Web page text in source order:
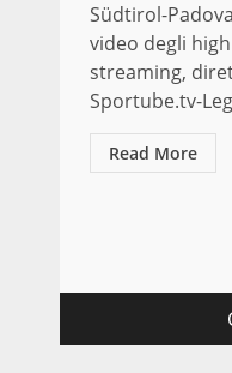
Südtirol-
video degli
streaming,
Sportube.tv-
Read More